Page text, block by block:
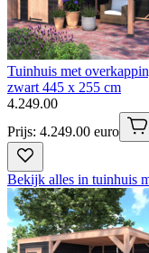
Tuinhuis met
zwart 445 x 255 cm
4.249.00
Prijs: 4.249.00 euro
Bekijk alles in tuinhuis